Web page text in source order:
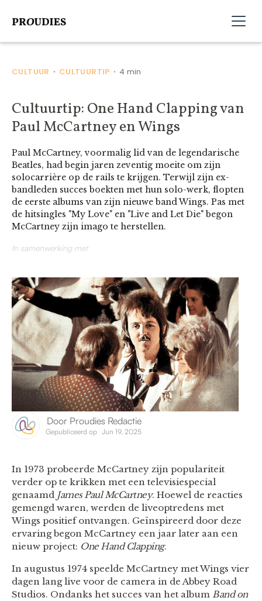
CULTUUR • CULTUURTIP • 4 min
Cultuurtip: One Hand Clapping van
Paul McCartney en Wings
Paul McCartney, voormalig lid van de legendarische
Beatles, had begin jaren zeventig moeite om zijn
solocarrière op de rails te krijgen. Terwijl zijn ex-
bandleden succes boekten met hun solo-werk, flopten
de eerste albums van zijn nieuwe band Wings. Pas met
de hitsingles "My Love" en "Live and Let Die" begon
McCartney zijn imago te herstellen.
In samenwerking met
Door Proudies Redactie
Gepubliceerd op Jun 19, 2025
In 1973 probeerde McCartney zijn populariteit
verder op te krikken met een televisiespecial
genaamd James Paul McCartney. Hoewel de reacties
gemengd waren, werden de liveoptredens met
Wings positief ontvangen. Geïnspireerd door deze
ervaring begon McCartney een jaar later aan een
nieuw project: One Hand Clapping.
In augustus 1974 speelde McCartney met Wings vier
dagen lang live voor de camera in de Abbey Road
Studios. Ondanks het succes van het album Band on